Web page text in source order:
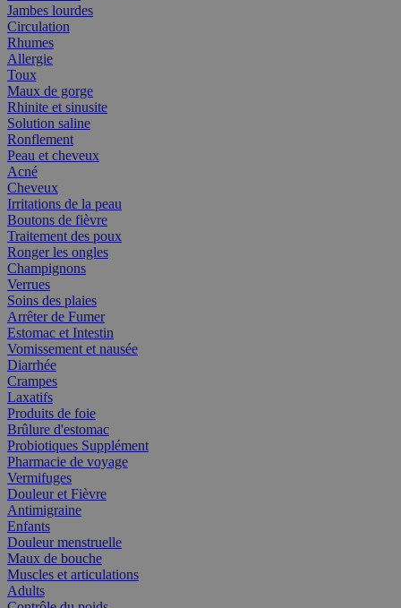
Jambes lourdes
Circulation
Rhumes
Allergie
Toux
Maux de gorge
Rhinite et sinusite
Solution saline
Ronflement
Peau et cheveux
Acné
Cheveux
Irritations de la peau
Boutons de fièvre
Traitement des poux
Ronger les ongles
Champignons
Verrues
Soins des plaies
Arrêter de Fumer
Estomac et Intestin
Vomissement et nausée
Diarrhée
Crampes
Laxatifs
Produits de foie
Brûlure d'estomac
Probiotiques Supplément
Pharmacie de voyage
Vermifuges
Douleur et Fièvre
Antimigraine
Enfants
Douleur menstruelle
Maux de bouche
Muscles et articulations
Adults